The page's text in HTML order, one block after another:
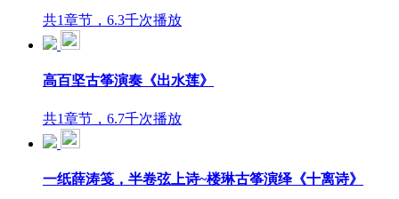
共1章节，6.3千次播放
高百坚古筝演奏《出水莲》
共1章节，6.7千次播放
一纸薛涛笺，半卷弦上诗~楼琳古筝演绎《十离诗》